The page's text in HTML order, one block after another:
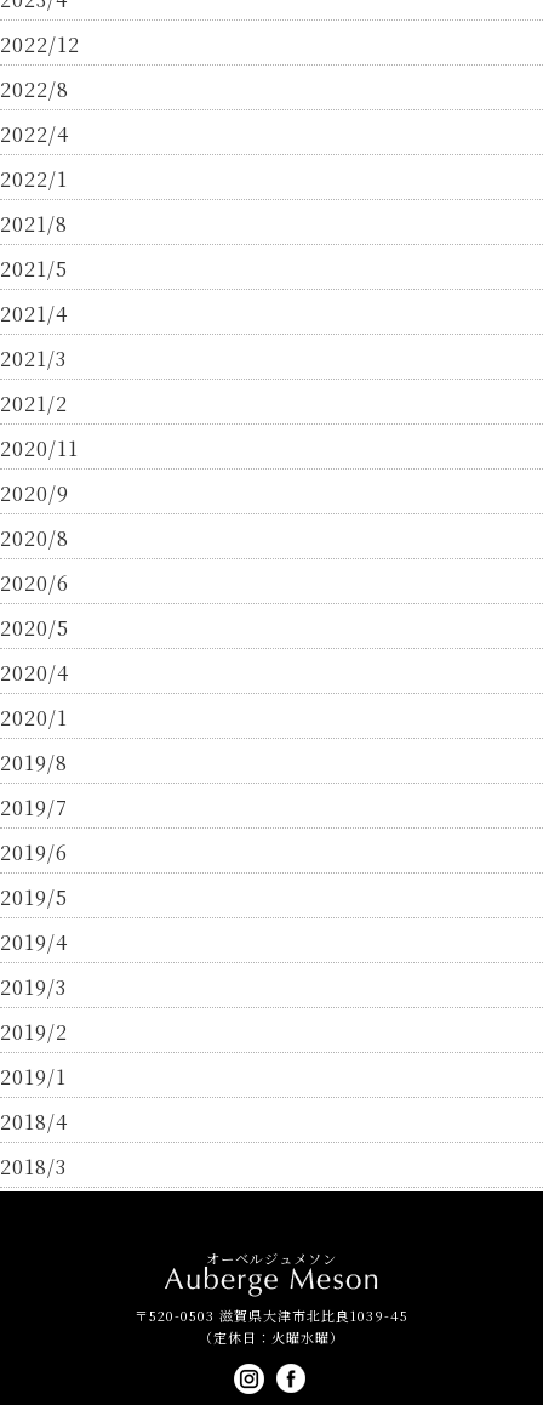
2022/12
2022/8
2022/4
2022/1
2021/8
2021/5
2021/4
2021/3
2021/2
2020/11
2020/9
2020/8
2020/6
2020/5
2020/4
2020/1
2019/8
2019/7
2019/6
2019/5
2019/4
2019/3
2019/2
2019/1
2018/4
2018/3
オーベルジュメソン
〒520-0503 滋賀県大津市北比良1039-45
（定休日：火曜水曜）